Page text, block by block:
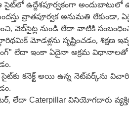
ఉద్దేశపూర్వకంగా అందుబాటులో
వ్రాతపూర్వక అనుమతి
వెబ్‌సైట్ల నుండి లేదా వాటికి
మోడళ్లను సృష్టించడం, శిక్షణ
లేదా ఇంకా ఏదైనా అక్రమ
కనెక్ట్ అయి ఉన్న నెట్‌వర్క్‌ను
లేదా Caterpillar వినియోగదారు